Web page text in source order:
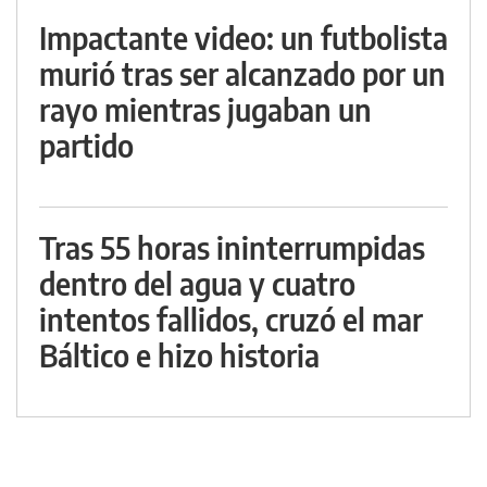
Impactante video: un futbolista
murió tras ser alcanzado por un
rayo mientras jugaban un
partido
Tras 55 horas ininterrumpidas
dentro del agua y cuatro
intentos fallidos, cruzó el mar
Báltico e hizo historia